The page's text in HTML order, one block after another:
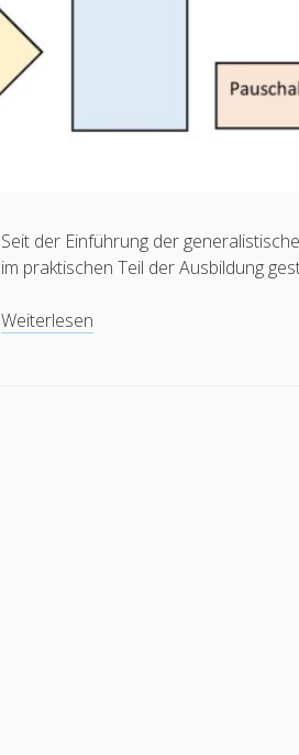
Seit der Einführung der
im praktischen Teil der Ausbildung
Weiterlesen